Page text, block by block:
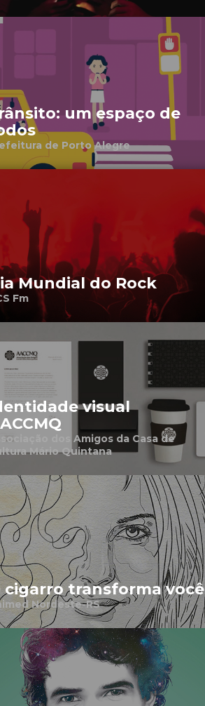
um espaço de
de Porto Alegre
Mundial do Rock
Fm
visual
dos Amigos da Casa de
Mário Quintana
cigarro transforma você
Nordeste-RS